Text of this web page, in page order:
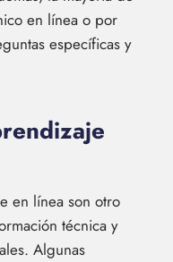
en línea o por
específicas y
en línea son otro
técnica y
Algunas